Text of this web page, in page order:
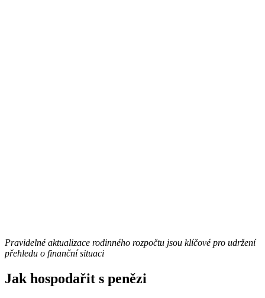
Pravidelné aktualizace rodinného rozpočtu jsou klíčové pro udržení
přehledu o finanční situaci
Jak hospodařit s penězi